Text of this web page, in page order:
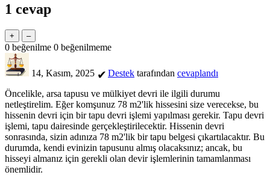
1 cevap
0 beğenilme 0 beğenilmeme
14, Kasım, 2025 ✔ Destek tarafından cevaplandı
Öncelikle, arsa tapusu ve mülkiyet devri ile ilgili durumu
netleştirelim. Eğer komşunuz 78 m2'lik hissesini size verecekse, bu
hissenin devri için bir tapu devri işlemi yapılması gerekir. Tapu devri
işlemi, tapu dairesinde gerçekleştirilecektir. Hissenin devri
sonrasında, sizin adınıza 78 m2'lik bir tapu belgesi çıkartılacaktır. Bu
durumda, kendi evinizin tapusunu almış olacaksınız; ancak, bu
hisseyi almanız için gerekli olan devir işlemlerinin tamamlanması
önemlidir.